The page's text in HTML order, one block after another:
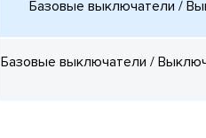
Базовые выключатели /
Базовые выключатели /